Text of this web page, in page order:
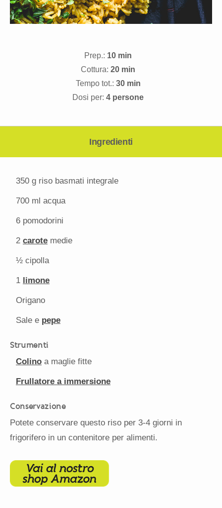
Prep.: 10 min
Cottura: 20 min
Tempo tot.: 30 min
Dosi per: 4 persone
Ingredienti
350 g riso basmati integrale
700 ml acqua
6 pomodorini
2 carote medie
½ cipolla
1 limone
Origano
Sale e pepe
Strumenti
Colino a maglie fitte
Frullatore a immersione
Conservazione
Potete conservare questo riso per 3-4 giorni in
frigorifero in un contenitore per alimenti.